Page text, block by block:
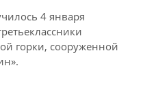
4 января
горки, сооруженной